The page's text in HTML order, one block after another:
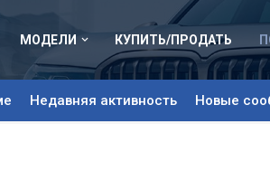
МОДЕЛИ КУПИТЬ/ПРОДАТЬ
Недавняя активность Новые